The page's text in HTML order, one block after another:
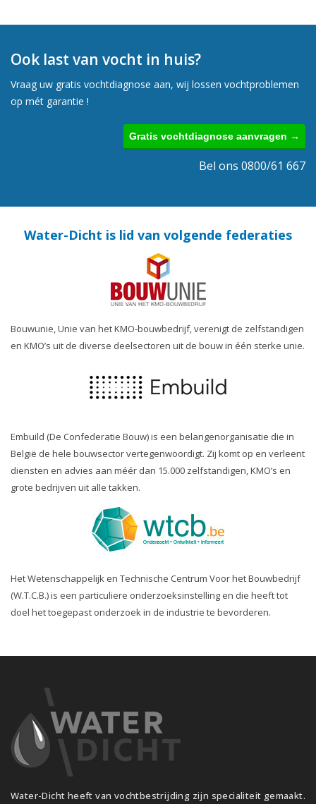
Ook last van vocht in huis?
Vraag uw gratis vochtdiagnose aan, wij lossen vochtproblemen
op mét garantie !
Gratis vochtdiagnose aanvragen →
Bel ons 0800/61 667
Water-Dicht is lid van volgende federaties
Bouwunie, Unie van het KMO-bouwbedrijf, verenigt de zelfstandigen
en KMO’s uit de diverse deelsectoren uit de bouw in één sterke unie.
Embuild (De Confederatie Bouw) is een belangenorganisatie die in
België de hele bouwsector vertegenwoordigt. Zij komt op en verleent
diensten en advies aan méér dan 15.000 zelfstandigen, KMO’s en
grote bedrijven uit alle takken.
Het Wetenschappelijk en Technische Centrum Voor het Bouwbedrijf
(W.T.C.B.) is een particuliere onderzoeksinstelling en die heeft tot
doel het toegepast onderzoek in de industrie te bevorderen.
Water-Dicht heeft van vochtbestrijding zijn specialiteit gemaakt.